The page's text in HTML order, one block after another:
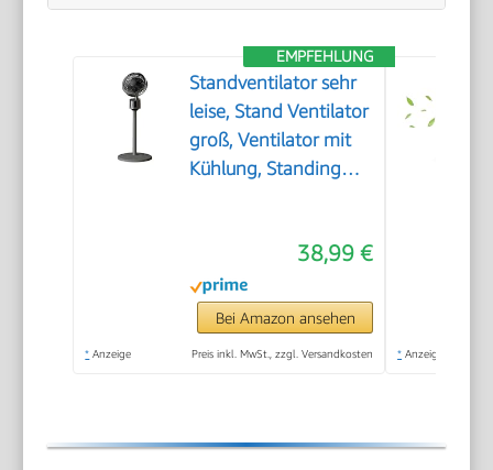
EMPFEHLUNG
Standventilator sehr
leise, Stand Ventilator
groß, Ventilator mit
Kühlung, Standing
Ventilatoren mit Fuß,
für Schlafzimmer
Wohnzimmer
Bedroom, Schwarz
38,99 €
Bei Amazon ansehen
* Anzeige Preis inkl. MwSt., zzgl. Versandkosten * Anzeige